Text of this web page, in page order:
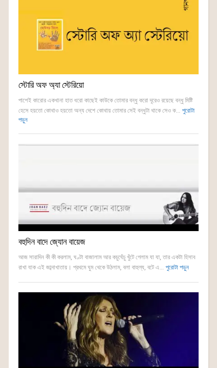
স্টোরি অফ অ্যা স্টেরিয়ো
পাশেই কারোর একখানা হাত ধরো কাছেই কাউকে তোমার বন্ধু করো দূরেও রয়েছে বন্ধু মিষ্টি
হেসে হয়তো কোথাও হয়তো অন্য দেশে কোথায় তোমার সেই বন্ধুটা থাকে সেও ক...
পুরোটা
পড়ুন
বহুদিন বাদে জ্যোন বায়েজ
আজ সারাদিন কী কী করলাম, ঘণ্টা বাজালাম আর কচুঘেঁচু খুঁটে গেলাম যা যা, তার একটা হিসাব
রাখা যাক এই জাব্দাখাতায়। প্রথমে ঘুম থেকে উঠলাম, বলা বাহুল্য, বটে এ...
পুরোটা পড়ুন